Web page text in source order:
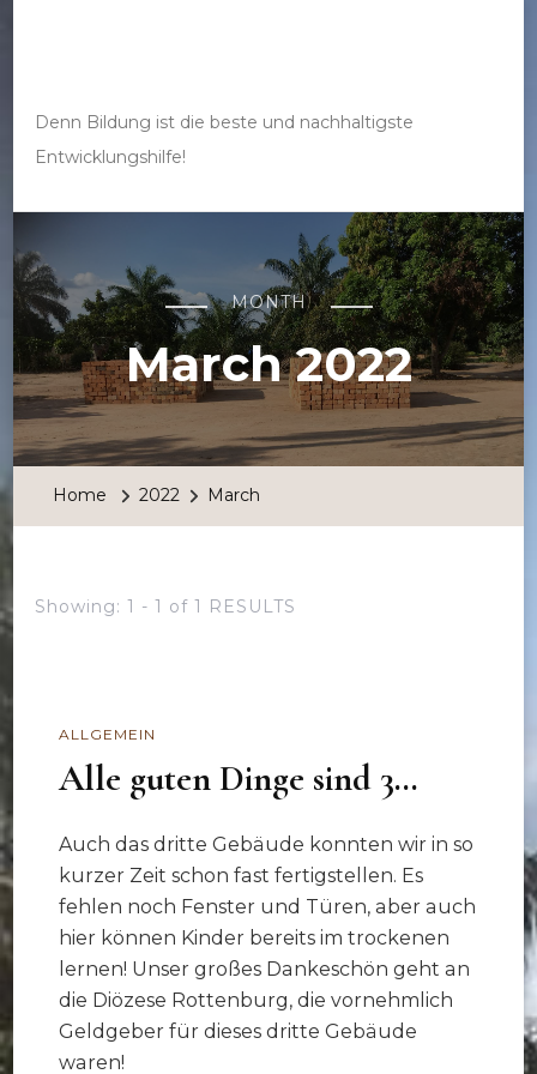
Denn Bildung ist die beste und nachhaltigste
Entwicklungshilfe!
MONTH
March 2022
Home 2022 March
Showing: 1 - 1 of 1 RESULTS
ALLGEMEIN
Alle guten Dinge sind 3…
Auch das dritte Gebäude konnten wir in so
kurzer Zeit schon fast fertigstellen. Es
fehlen noch Fenster und Türen, aber auch
hier können Kinder bereits im trockenen
lernen! Unser großes Dankeschön geht an
die Diözese Rottenburg, die vornehmlich
Geldgeber für dieses dritte Gebäude
waren!